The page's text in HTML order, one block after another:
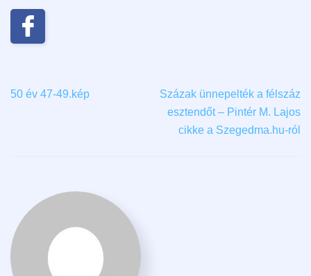
50 év 47-49.kép
Százak ünnepelték a félszáz
esztendőt – Pintér M. Lajos
cikke a Szegedma.hu-ról